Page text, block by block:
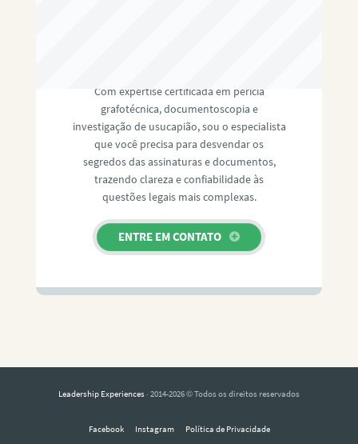
Com expertise certificada em perícia
grafotécnica, documentoscopia e
investigação de usucapião, sou o especialista
que você precisa para desvendar os
segredos das assinaturas e documentos,
trazendo clareza e confiabilidade às
questões legais mais complexas.
ENTRE EM CONTATO
Leadership Experiences · 2014-2026 © Todos os direitos reservados
Facebook Instagram Política de Privacidade